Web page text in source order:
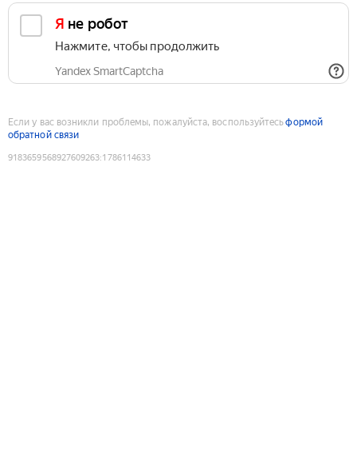
Я не робот
Нажмите, чтобы продолжить
Yandex SmartCaptcha
Если у вас возникли проблемы, пожалуйста, воспользуйтесьформой
обратной связи
9183659568927609263:1786114633